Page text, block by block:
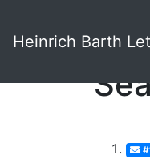
Heinrich Barth